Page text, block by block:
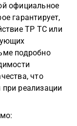
официальное
гарантирует,
ТР ТС или
подробно
что
реализации